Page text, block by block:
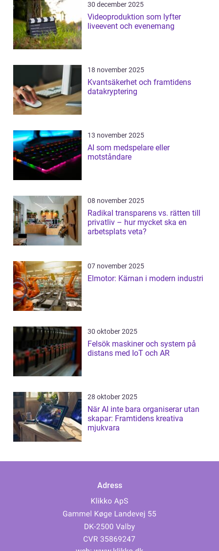
30 december 2025
Videoproduktion som lyfter
liveevent och evenemang
18 november 2025
Kvantsäkerhet och framtidens
datakryptering
13 november 2025
AI som medspelare eller
motståndare
08 november 2025
Radikal transparens vs. rätten till
privatliv – hur mycket ska en
arbetsplats veta?
07 november 2025
Elmotor: Kärnan i modern industri
30 oktober 2025
Felsök maskiner och system på
distans med IoT och AR
28 oktober 2025
När AI inte bara organiserar utan
skapar: Framtidens kreativa
mjukvara
Adress